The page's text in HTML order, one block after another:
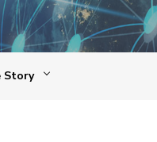
Story